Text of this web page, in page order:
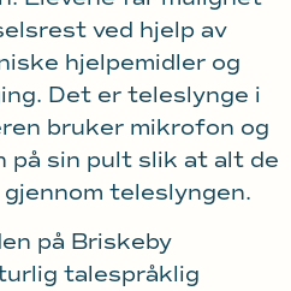
ved hjelp av
hjelpemidler og
Det er teleslynge i
bruker mikrofon og
på sin pult slik at alt de
teleslyngen.
på Briskeby
talespråklig